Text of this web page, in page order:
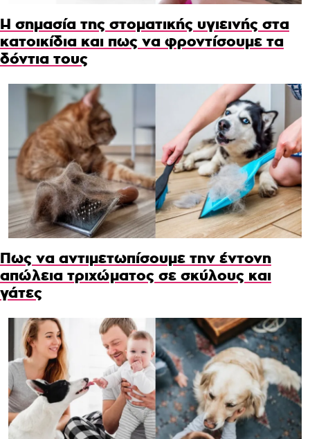
Η σημασία της στοματικής υγιεινής στα
κατοικίδια και πως να φροντίσουμε τα
δόντια τους
Πως να αντιμετωπίσουμε την έντονη
απώλεια τριχώματος σε σκύλους και
γάτες